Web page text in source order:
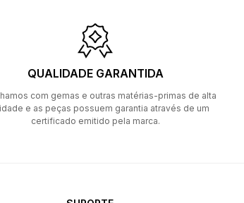
QUALIDADE GARANTIDA
com gemas e outras matérias-primas de alta
e as peças possuem garantia através de um
certificado emitido pela marca.